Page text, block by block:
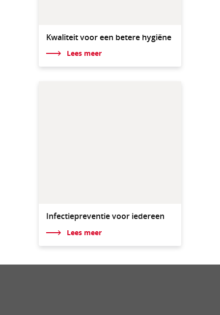
Kwaliteit voor een betere hygiëne
Lees meer
Infectiepreventie voor iedereen
Lees meer